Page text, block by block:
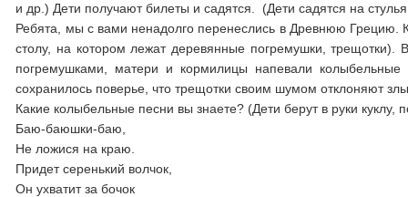
и др.) Дети получают билеты и садятся. (Дети садятся на
Ребята, мы с вами ненадолго перенеслись в Древнюю Грецию.
столу, на котором лежат деревянные погремушки,
погремушками, матери и кормилицы напевали
сохранилось поверье, что трещотки своим шумом отклоняют
Какие колыбельные песни вы знаете? (Дети берут в руки куклу,
Баю-баюшки-баю,
Не ложися на краю.
Придет серенький волчок,
Он ухватит за бочок